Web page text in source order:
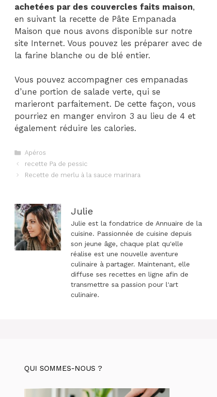
achetées par des couvercles faits maison,
en suivant la recette de Pâte Empanada
Maison que nous avons disponible sur notre
site Internet. Vous pouvez les préparer avec de
la farine blanche ou de blé entier.
Vous pouvez accompagner ces empanadas
d’une portion de salade verte, qui se
marieront parfaitement. De cette façon, vous
pourriez en manger environ 3 au lieu de 4 et
également réduire les calories.
Catégories
Apéros
Navigation
des
recette Pa de pessic
Recette de merlu à la sauce marinara
Julie
Julie est la fondatrice de Annuaire de la
cuisine. Passionnée de cuisine depuis
son jeune âge, chaque plat qu'elle
réalise est une nouvelle aventure
culinaire à partager. Maintenant, elle
diffuse ses recettes en ligne afin de
transmettre sa passion pour l'art
culinaire.
QUI SOMMES-NOUS ?